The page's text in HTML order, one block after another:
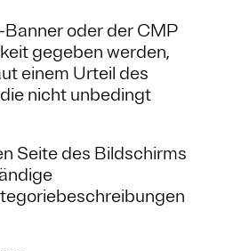
oder der CMP
gegeben werden,
einem Urteil des
nicht unbedingt
Seite des Bildschirms